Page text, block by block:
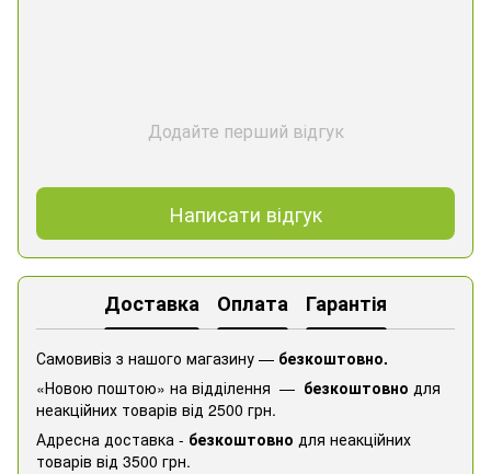
Додайте перший відгук
Написати відгук
Доставка Оплата Гарантія
Самовивіз з нашого магазину — безкоштовно.
«Новою поштою» на відділення — безкоштовно для
неакційних товарів від 2500 грн.
Адресна доставка - безкоштовно для неакційних
товарів від 3500 грн.